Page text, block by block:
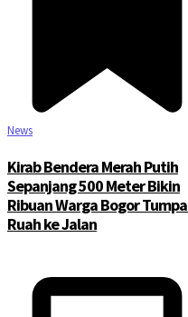
News
Kirab Bendera Merah Putih
Sepanjang 500 Meter Bikin
Ribuan Warga Bogor
Ruah ke Jalan